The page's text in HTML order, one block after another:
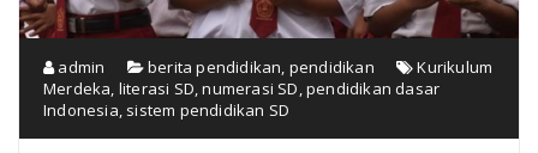
admin berita pendidikan, pendidikan
Kurikulum
Merdeka, literasi SD,numerasi SD,pendidikan dasar
Indonesia, sistem pendidikan SD